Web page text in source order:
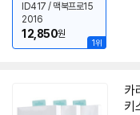
1위
ID417 / 맥북프로15
2016
12,850원
카
키